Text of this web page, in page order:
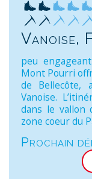
Vanoise,
peu
Mont Pourri
de Bellecôte,
Vanoise.
dans le vallon
zone coeur du
Prochain